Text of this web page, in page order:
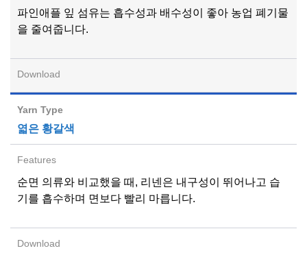
파인애플 잎 섬유는 흡수성과 배수성이 좋아 농업 폐기물
을 줄여줍니다.
엷은 황갈색
순면 의류와 비교했을 때, 리넨은 내구성이 뛰어나고 습
기를 흡수하며 면보다 빨리 마릅니다.